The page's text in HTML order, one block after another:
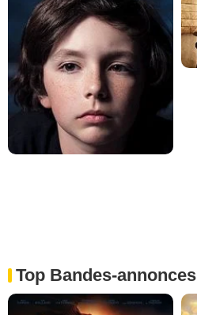
Top Bandes-annonces